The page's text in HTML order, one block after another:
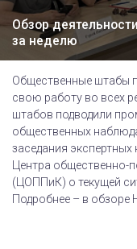
Обзор
за неделю
Общественные штабы
свою работу во всех
штабов подводили
общественных
заседания
Центра общественно-
(ЦОППиК) о текущей
Подробнее – в обзоре